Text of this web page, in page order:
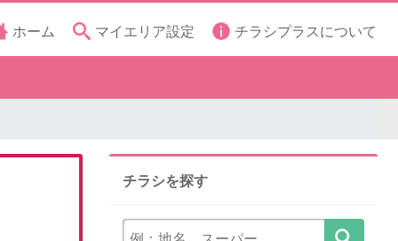
ホーム マイエリア設定 チラシプラスについて
チラシを探す